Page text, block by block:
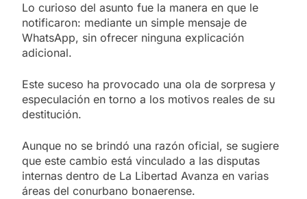
Lo curioso del asunto fue la manera en que le
notificaron: mediante un simple mensaje de
WhatsApp, sin ofrecer ninguna explicación
adicional.
Este suceso ha provocado una ola de sorpresa y
especulación en torno a los motivos reales de su
destitución.
Aunque no se brindó una razón oficial, se sugiere
que este cambio está vinculado a las disputas
internas dentro de La Libertad Avanza en varias
áreas del conurbano bonaerense.